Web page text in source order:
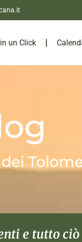
un Click
e tutto ciò